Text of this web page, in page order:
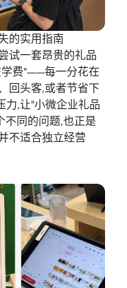
的实用指南
试一套昂贵的礼品
学费"——每一分花在
回头客,或者节省下
力,让"小微企业礼品
不同的问题,也正是
不适合独立经营